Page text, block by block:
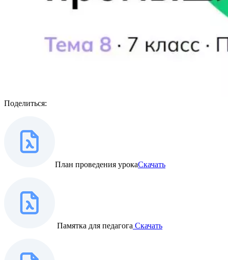
Поделиться:
План проведения урокаСкачать
Памятка для педагога Скачать